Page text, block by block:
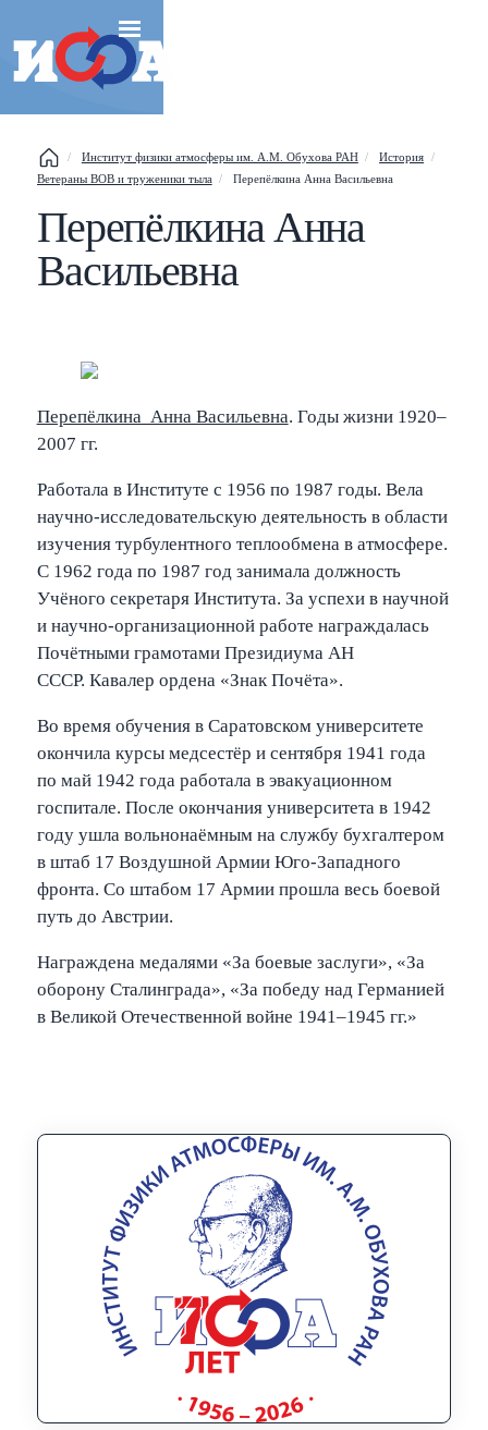
Институт физики атмосферы им. А.М. Обухова РАН
История
Ветераны ВОВ и труженики тыла
Перепёлкина Анна Васильевна
Перепёлкина Анна
Васильевна
Перепёлкина Анна Васильевна. Годы жизни 1920–
2007 гг.
Работала в Институте с 1956 по 1987 годы. Вела
научно-исследовательскую деятельность в области
изучения турбулентного теплообмена в атмосфере.
С 1962 года по 1987 год занимала должность
Учёного секретаря Института. За успехи в научной
и научно-организационной работе награждалась
Почётными грамотами Президиума АН
СССР. Кавалер ордена «Знак Почёта».
Во время обучения в Саратовском университете
окончила курсы медсестёр и сентября 1941 года
по май 1942 года работала в эвакуационном
госпитале. После окончания университета в 1942
году ушла вольнонаёмным на службу бухгалтером
в штаб 17 Воздушной Армии Юго-Западного
фронта. Со штабом 17 Армии прошла весь боевой
путь до Австрии.
Награждена медалями «За боевые заслуги», «За
оборону Сталинграда», «За победу над Германией
в Великой Отечественной войне 1941–1945 гг.»
Esc
This help popup Shift + ?
Search popup